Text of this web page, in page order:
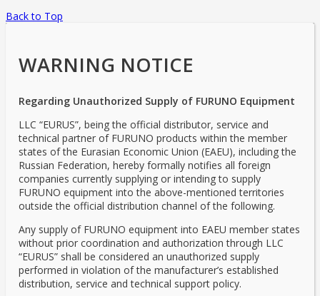
Back to Top
WARNING NOTICE
Regarding Unauthorized Supply of FURUNO Equipment
LLC “EURUS”, being the official distributor, service and
technical partner of FURUNO products within the member
states of the Eurasian Economic Union (EAEU), including the
Russian Federation, hereby formally notifies all foreign
companies currently supplying or intending to supply
FURUNO equipment into the above-mentioned territories
outside the official distribution channel of the following.
Any supply of FURUNO equipment into EAEU member states
without prior coordination and authorization through LLC
“EURUS” shall be considered an unauthorized supply
performed in violation of the manufacturer’s established
distribution, service and technical support policy.